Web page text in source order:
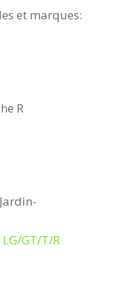
et marques:
R
GT/T/R